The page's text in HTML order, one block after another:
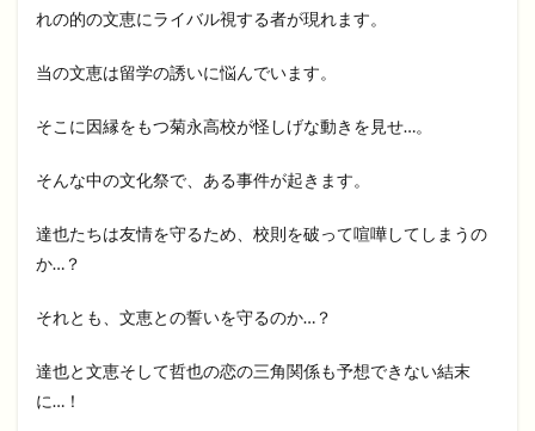
れの的の文恵にライバル視する者が現れます。
当の文恵は留学の誘いに悩んでいます。
そこに因縁をもつ菊永高校が怪しげな動きを見せ…。
そんな中の文化祭で、ある事件が起きます。
達也たちは友情を守るため、校則を破って喧嘩してしまうの
か…？
それとも、文恵との誓いを守るのか…？
達也と文恵そして哲也の恋の三角関係も予想できない結末
に…！